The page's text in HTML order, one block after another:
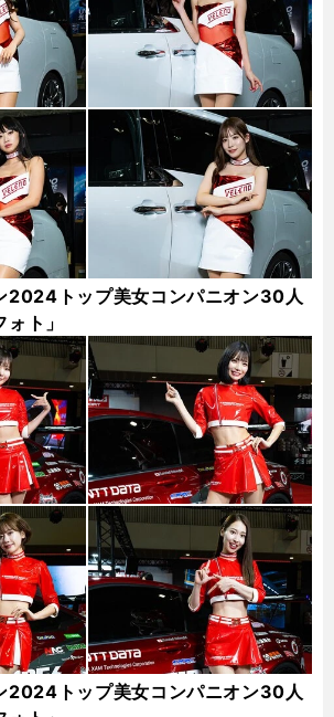
2024トップ美女コンパニオン30人
ォト」
2024トップ美女コンパニオン30人